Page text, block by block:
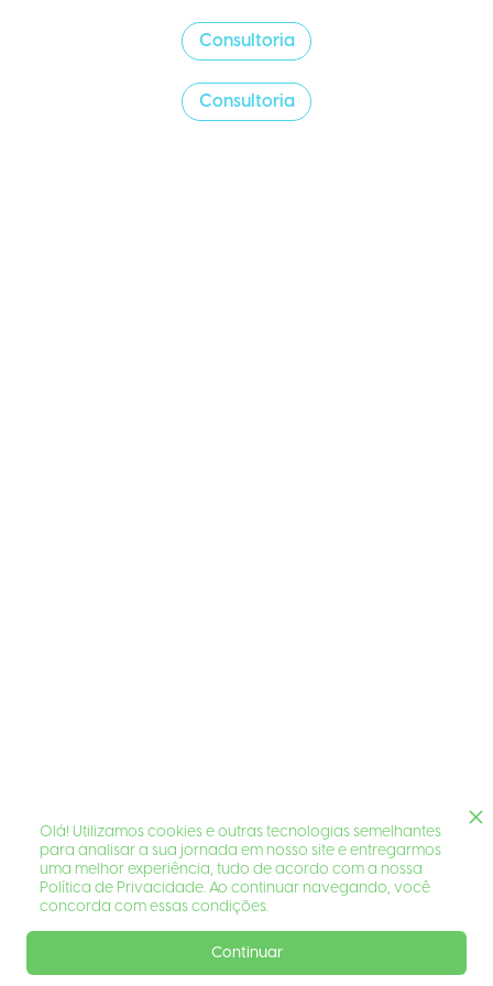
Consultoria
Consultoria
Olá! Utilizamos cookies e outras tecnologias semelhantes
para analisar a sua jornada em nosso site e entregarmos
uma melhor experiência, tudo de acordo com a nossa
Política de Privacidade. Ao continuar navegando, você
concorda com essas condições.
Continuar